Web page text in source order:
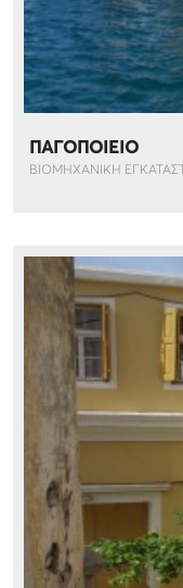
ΠΑΓΟΠΟΙΕΙΟ
ΒΙΟΜΗΧΑΝΙΚΗ